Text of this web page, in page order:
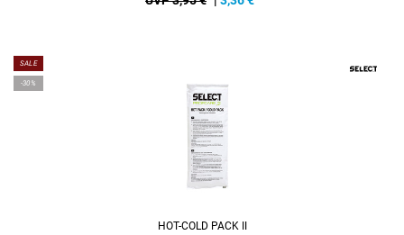
SALE
-30%
HOT-COLD PACK II